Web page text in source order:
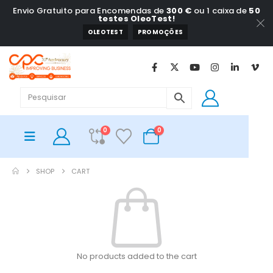
Envio Gratuito para Encomendas de 300 € ou 1 caixa de 50
testes OleoTest!
OLEOTEST PROMOÇÕES
0 0
SHOP CART
No products added to the cart